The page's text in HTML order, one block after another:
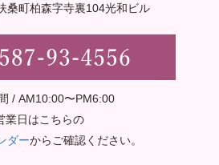
桑町柏森字寺裏104光和ビル
/ AM10:00〜PM6:00
業日はこちらの
ダーからご確認ください。